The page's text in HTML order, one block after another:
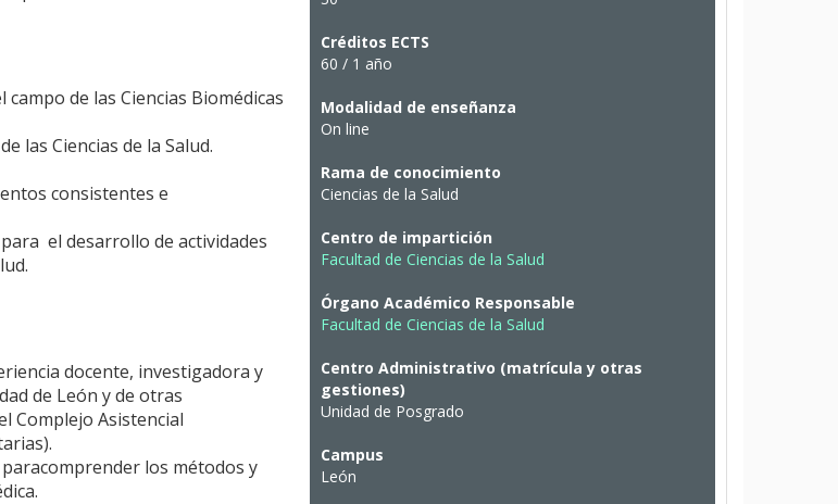
Créditos ECTS
60 / 1 año
Modalidad de enseñanza
On line
Rama de conocimiento
Ciencias de la Salud
Centro de impartición
Facultad de Ciencias de la Salud
Órgano Académico Responsable
Facultad de Ciencias de la Salud
Centro Administrativo (matrícula y otras
gestiones)
Unidad de Posgrado
Campus
León
de las Ciencias Biomédicas
las Ciencias de la Salud.
consistentes e
el desarrollo de actividades
docente, investigadora y
de León y de otras
Complejo Asistencial
los métodos y